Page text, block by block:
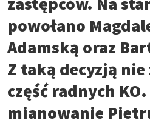
powołano
Adamską oraz
Z taką decyzją nie
część radnych
mianowanie